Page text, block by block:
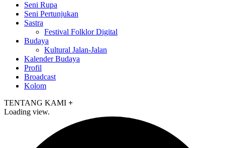
Seni Rupa
Seni Pertunjukan
Sastra
Festival Folklor Digital
Budaya
Kultural Jalan-Jalan
Kalender Budaya
Profil
Broadcast
Kolom
TENTANG KAMI +
Loading view.